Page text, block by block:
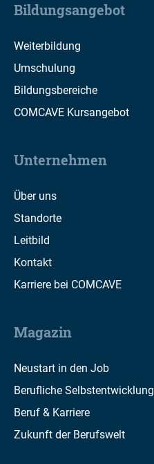
Bildungsangebot
Weiterbildung
Umschulung
Bildungsbereiche
COMCAVE Kursangebot
Unternehmen
Über uns
Standorte
Leitbild
Kontakt
Karriere bei COMCAVE
Magazin
Neustart in den Job
Berufliche Selbstentwicklung
Beruf & Karriere
Zukunft der Berufswelt